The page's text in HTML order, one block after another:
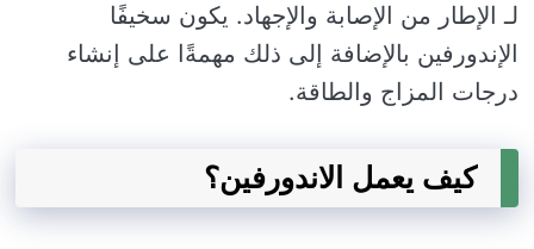
لـ الإطار من الإصابة والإجهاد. يكون سخيفًا
الإندورفين بالإضافة إلى ذلك مهمةًا على إنشاء
درجات المزاج والطاقة.
كيف يعمل الاندورفين؟